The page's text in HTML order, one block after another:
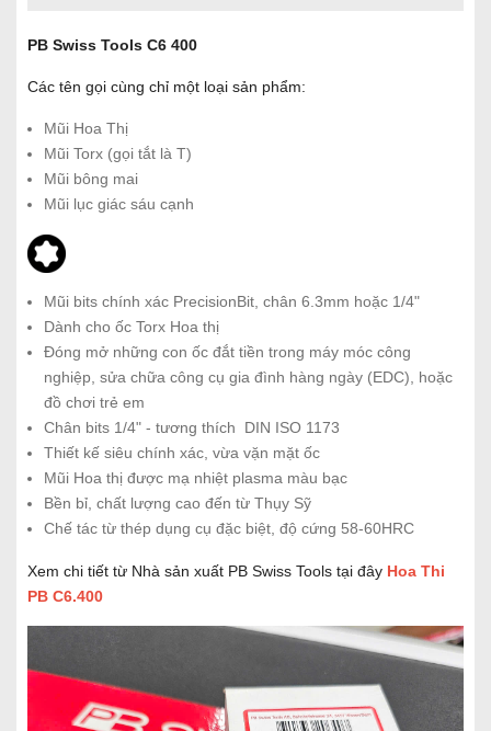
PB Swiss Tools C6 400
Các tên gọi cùng chỉ một loại sản phẩm:
Mũi Hoa Thị
Mũi Torx (gọi tắt là T)
Mũi bông mai
Mũi lục giác sáu cạnh
Mũi bits chính xác PrecisionBit, chân 6.3mm hoặc 1/4"
Dành cho ốc Torx Hoa thị
Đóng mở những con ốc đắt tiền trong máy móc công
nghiệp, sửa chữa công cụ gia đình hàng ngày (EDC), hoặc
đồ chơi trẻ em
Chân bits 1/4" - tương thích DIN ISO 1173
Thiết kế siêu chính xác, vừa vặn mặt ốc
Mũi Hoa thị được mạ nhiệt plasma màu bạc
Bền bỉ, chất lượng cao đến từ Thụy Sỹ
Chế tác từ thép dụng cụ đặc biệt, độ cứng 58-60HRC
Xem chi tiết từ Nhà sản xuất PB Swiss Tools tại đây Hoa Thi
PB C6.400